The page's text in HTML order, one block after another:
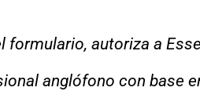
formulario, autoriza a
anglófono con base